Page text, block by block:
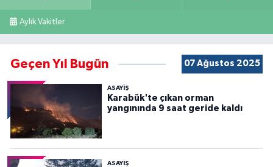
Aylık Vakitler
Geçen Yıl Bugün 07 Ağustos 2025
ASAYİŞ
Karabük'te çıkan orman
yangınında 9 saat geride kaldı
ASAYİŞ